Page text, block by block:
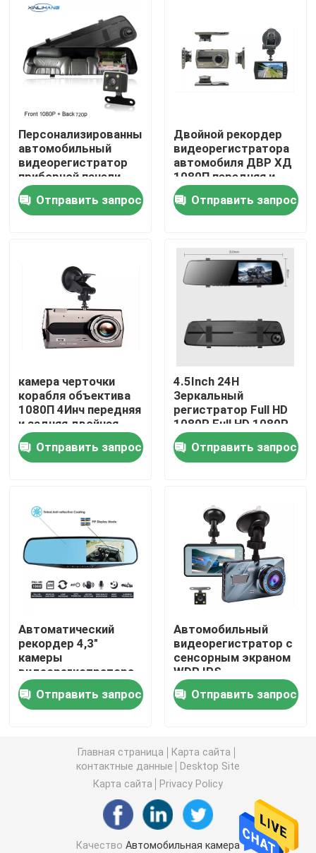
Главная страница
Продукция
VR - шоу
Наша фабрика
контроль качества
контактные данные
Новости
Автомобильная камера видеорегистратора
Автомобильный видеорегистратор 4G
GPS-видеорегистратор 4K
Автомобильная видеокамера FHD 1080P
Черный ящик DVR Full HD 1080P
Видеорегистратор
Видеорегистратор WI-FI GPS
Персонализированный
автомобильный
видеорегистратор
приборной панели
IPS Dashcam 1080P
DVRОтправить запрос
Двойной рекордер
видеорегистратора
автомобиля ДВР ХД
1080П передняя и
задняя камера
экрана ИПС 4
дюймов
Отправить запрос
камера черточки
корабля объектива
1080П 4Инч передняя
и задняя двойная
для внутри
автомобиля
Отправить запрос
4.5Inch 24H
Зеркальный
регистратор Full HD
1080P Full HD 1080P
для автомобилей
Отправить запрос
Автоматический
рекордер 4,3"
камеры
видеорегистратора
ЛКД ФХД 1080п
передний и задний
датчик ДВР ГК1054
Отправить запрос
Автомобильный
видеорегистратор с
сенсорным экраном
WDR IPS,
видеорегистратор,
черный ящик,
двойной объектив
Отправить запрос
Главная страница
Карта сайта
контактные данные
Desktop Site
Карта сайта
Privacy Policy
Качество Автомобильная камера